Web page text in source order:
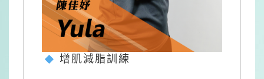
增肌減脂訓練